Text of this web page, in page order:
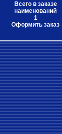
Всего в заказе
наименований
1
Оформить заказ